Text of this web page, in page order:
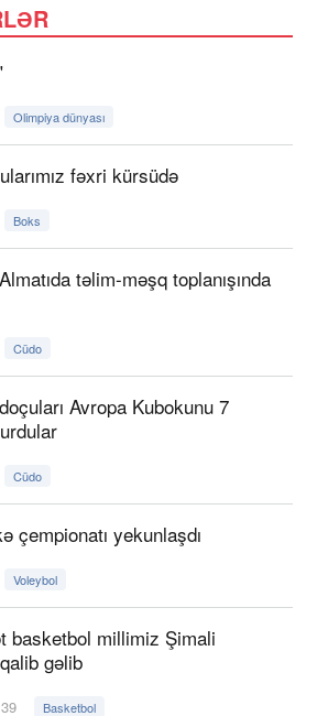
Olimpiya dünyası
fəxri kürsüdə
Boks
təlim-məşq toplanışında
Cüdo
Avropa Kubokunu 7
Cüdo
çempionatı yekunlaşdı
Voleybol
basketbol millimiz Şimali
gəlib
Basketbol